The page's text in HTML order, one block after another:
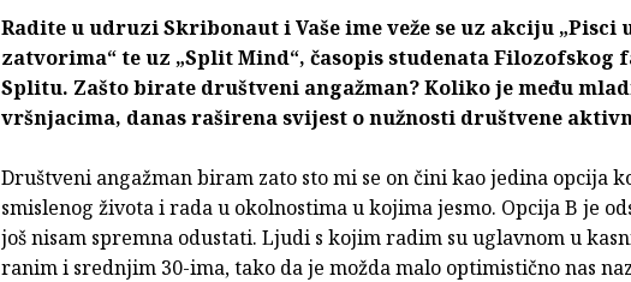
Radite u udruzi Skribonaut i Vaše ime veže se uz akciju „Pisci
zatvorima“ te uz „Split Mind“, časopis studenata Filozofskog
Splitu. Zašto birate društveni angažman? Koliko je među
vršnjacima, danas raširena svijest o nužnosti društvene
Društveni angažman biram zato sto mi se on čini kao jedina opcija
smislenog života i rada u okolnostima u kojima jesmo. Opcija B je
još nisam spremna odustati. Ljudi s kojim radim su uglavnom u
ranim i srednjim 30-ima, tako da je možda malo optimistično nas